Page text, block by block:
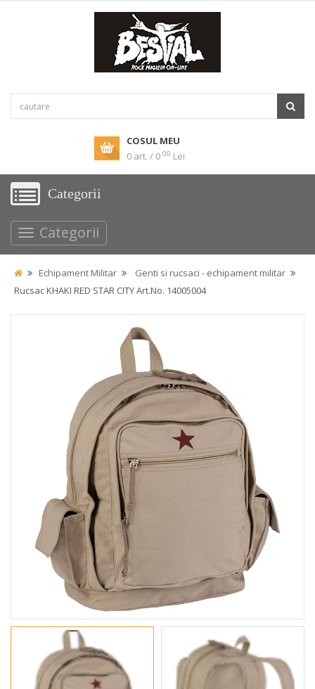
COSUL MEU
0 art. / 0 00 Lei
Categorii
Categorii
Echipament Militar
Genti si rucsaci - echipament militar
Rucsac KHAKI RED STAR CITY Art.No. 14005004